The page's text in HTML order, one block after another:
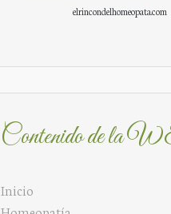
elrincondelhomeopata.com
Contenido de la
Inicio